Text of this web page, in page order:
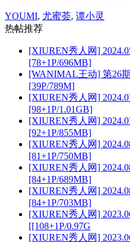
YOUMI, 尤蜜荟, 谭小灵
热帖推荐
[XIUREN秀人网]
[78+1P/696MB]
[WANIMAL王动] 第26
[39P/789M]
[XIUREN秀人网]
[98+1P/1.01GB]
[XIUREN秀人网]
[92+1P/855MB]
[XIUREN秀人网]
[81+1P/750MB]
[XIUREN秀人网]
[84+1P/689MB]
[XIUREN秀人网]
[84+1P/703MB]
[XIUREN秀人网]
[[108+1P/0.97G
[XIUREN秀人网]